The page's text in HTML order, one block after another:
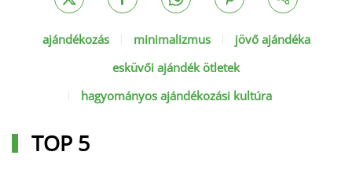
ajándékozás minimalizmus
jövő ajándéka
esküvői ajándék ötletek
hagyományos ajándékozási kultúra
TOP 5